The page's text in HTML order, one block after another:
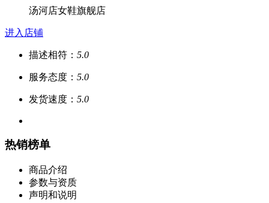
汤河店女鞋旗舰店
进入店铺
描述相符： 5.0
服务态度： 5.0
发货速度： 5.0
热销榜单
商品介绍
参数与资质
声明和说明